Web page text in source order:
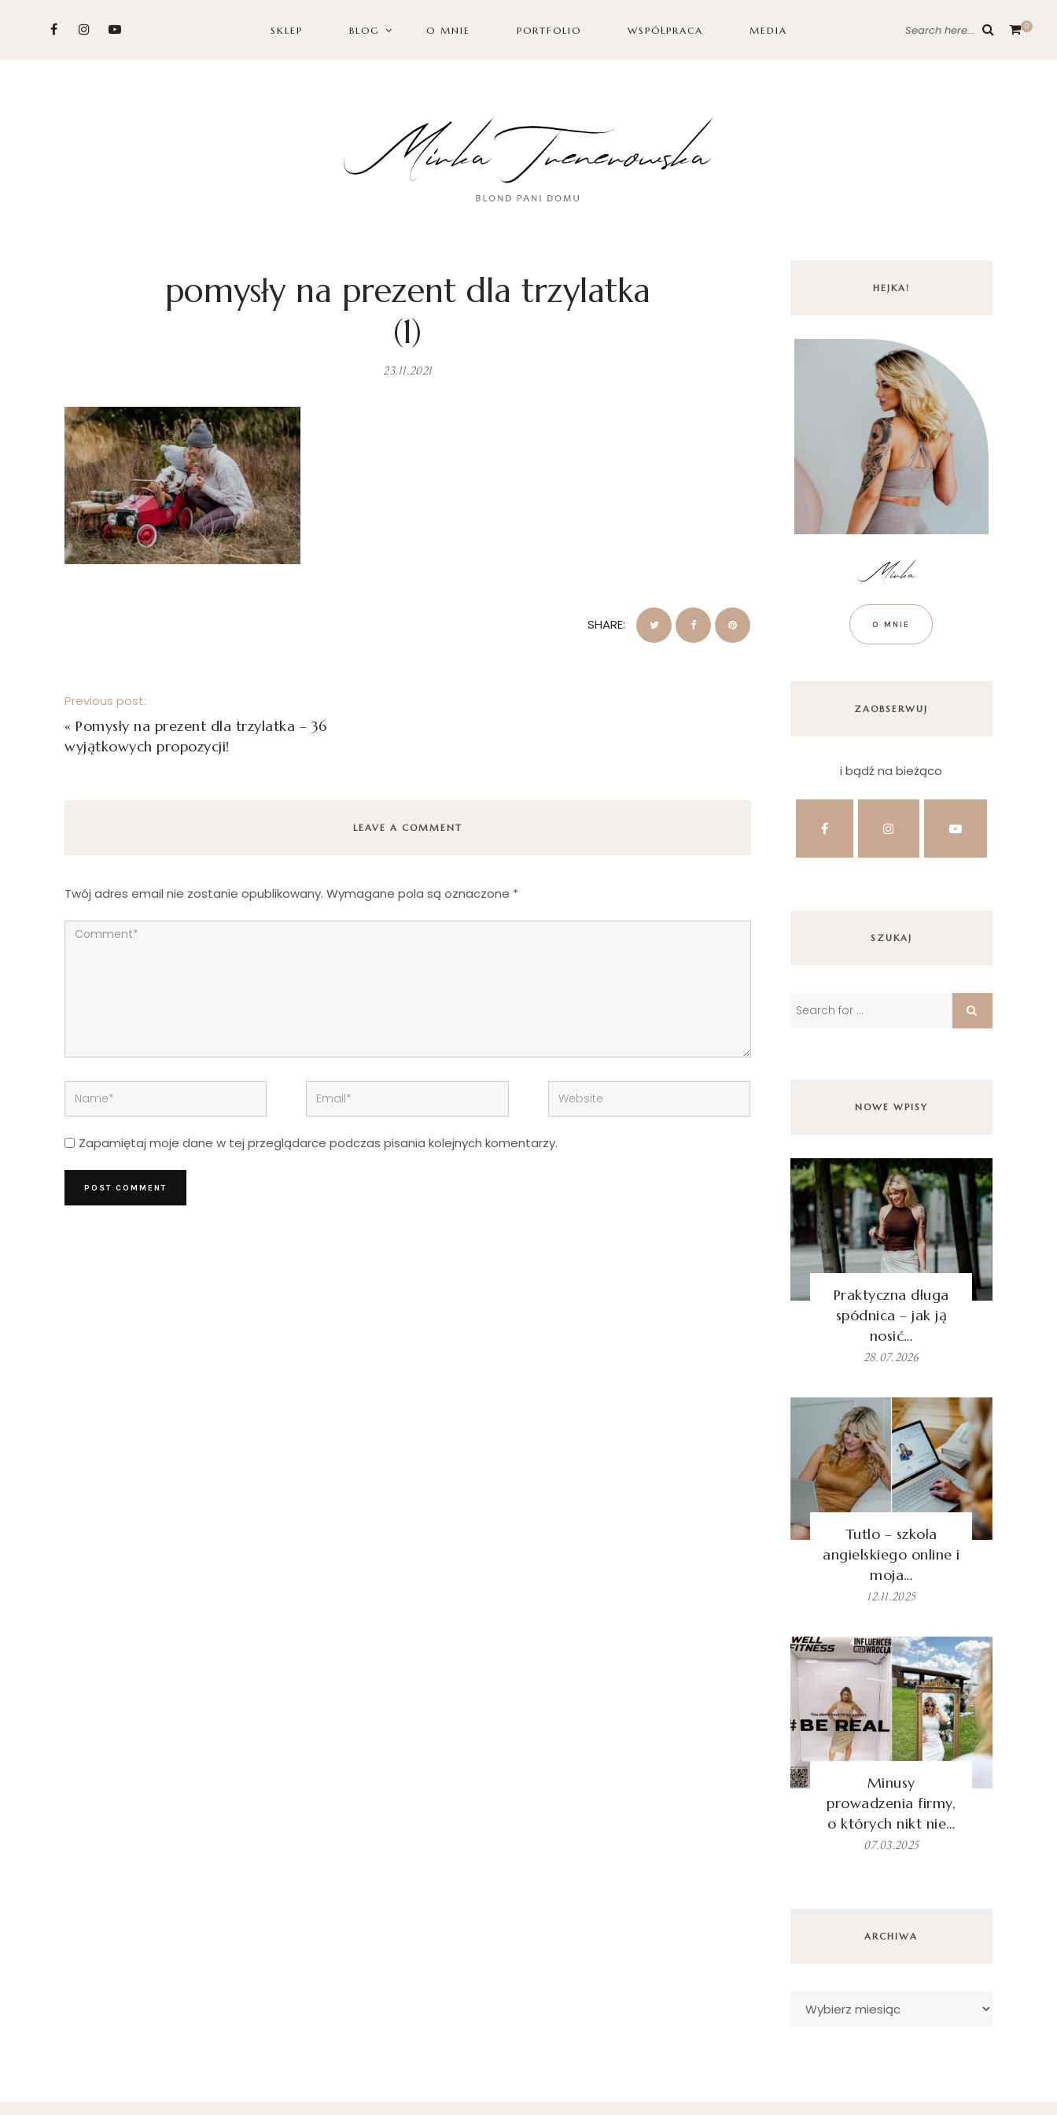
SKLEP BLOG O MNIE PORTFOLIO WSPÓŁPRACA MEDIA Search here... 0
pomysły na prezent dla trzylatka
(1)
23.11.2021
SHARE:
Previous post:
« Pomysły na prezent dla trzylatka – 36
wyjątkowych propozycji!
LEAVE A COMMENT
Twój adres email nie zostanie opublikowany. Wymagane pola są oznaczone *
Zapamiętaj moje dane w tej przeglądarce podczas pisania kolejnych komentarzy.
HEJKA!
O MNIE
ZAOBSERWUJ
i bądź na bieżąco
SZUKAJ
NOWE WPISY
Praktyczna długa
spódnica – jak ją
nosić…
28.07.2026
Tutlo – szkoła
angielskiego online i
moja…
12.11.2025
Minusy
prowadzenia firmy,
o których nikt nie…
07.03.2025
ARCHIWA